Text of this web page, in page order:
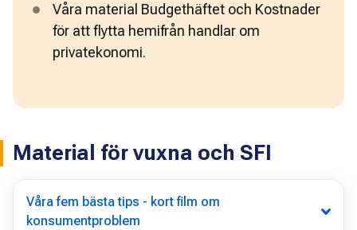
Våra material Budgethäftet och Kostnader
för att flytta hemifrån handlar om
privatekonomi.
Material för vuxna och SFI
Våra fem bästa tips - kort film om
konsumentproblem